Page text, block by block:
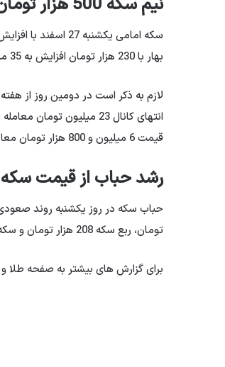
بهار با 230 هزار تومان افزایش به 35 میلیون و 725 هزار تومان رسید.
قیمت 6 میلیون و 800 هزار تومان معامله شد.
رشد حباب از قیمت
تومان، ربع سکه 208 هزار تومان و سکه گرمی 94 هزار تومان افزایش یافت.
برای گزارش های بیشتر به صفحه طلا و